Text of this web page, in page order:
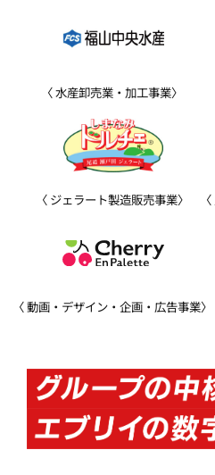
水産卸売業・加工事業
ジェラート製造販売事業
動画・デザイン・企画・広告事業